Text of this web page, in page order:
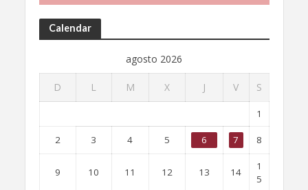
Calendar
agosto 2026
D L M X J V S
1
2 3 4 5 6 7 8
9 10 11 12 13 14
1
5